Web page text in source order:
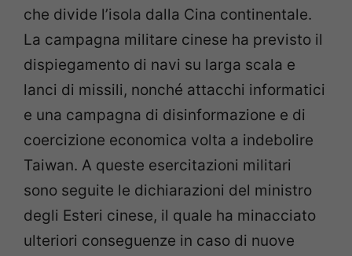
che divide l’isola dalla Cina continentale.
La campagna militare cinese ha previsto il
dispiegamento di navi su larga scala e
lanci di missili, nonché attacchi informatici
e una campagna di disinformazione e di
coercizione economica volta a indebolire
Taiwan. A queste esercitazioni militari
sono seguite le dichiarazioni del ministro
degli Esteri cinese, il quale ha minacciato
ulteriori conseguenze in caso di nuove